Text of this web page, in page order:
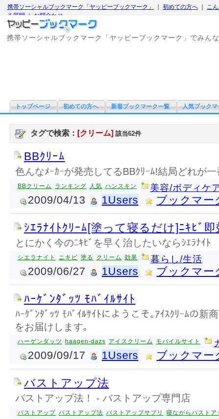
携帯ソーシャルブックマーク「ヤッピーブックマーク」 初めての方へ
こ
る質問｜お問合わせ
携帯ソーシャルブックマーク「ヤッピーブックマーク」でみん
トップページ 初めての方へ 新着ブックマーク一覧 人気ブックマ
タグで検索： [クリーム] 該当62件
BBｸﾘｰﾑ
色んなﾒｰｶｰが発売してるBBｸﾘｰﾑ!結局どれが
BBクリーム ランキング 人気 ハンスキン 美容/ボディケ
2009/04/13 1Users ブックマー
ｼｴﾗﾅｲﾄｸﾘｰﾑ[塗って寝るだけ]ﾆｷﾋﾞ即
とにかく今のﾆｷﾋﾞを早く治したいならｼｴﾗﾅｲﾄ
シエラナイト ニキビ 塗る クリーム 効果 暮らし/生活
2009/06/27 1Users ブックマー
ﾊｰｹﾞﾝﾀﾞｯﾂ ﾓﾊﾞｲﾙｻｲﾄ
ﾊｰｹﾞﾝﾀﾞｯﾂ ﾓﾊﾞｲﾙｻｲﾄにようこそ｡ｱｲｽｸﾘｰﾑの新
をお届けします｡
ハーゲンダッツ haagen-dazs アイスクリーム モバイルサイト
2009/09/17 1Users ブックマー
バストアップ法
バストアップ法！ - バストアップ専門店
バストアップ バストアップ法 バストアップサプリ 寝ながらバストア